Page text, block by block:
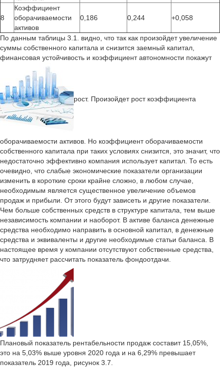
8
Коэффициент
оборачиваемости
активов
0,186 0,244 +0,058
По данным таблицы 3.1. видно, что так как произойдет увеличение
суммы собственного капитала и снизится заемный капитал,
финансовая устойчивость и коэффициент автономности покажут
рост. Произойдет рост коэффициента
оборачиваемости активов. Но коэффициент оборачиваемости
собственного капитала при таких условиях снизится, это значит, что
недостаточно эффективно компания использует капитал. То есть
очевидно, что слабые экономические показатели организации
изменить в короткие сроки крайне сложно, в любом случае,
необходимым является существенное увеличение объемов
продаж и прибыли. От этого будут зависеть и другие показатели.
Чем больше собственных средств в структуре капитала, тем выше
независимость компании и наоборот. В активе баланса денежные
средства необходимо направить в основной капитал, в денежные
средства и эквиваленты и другие необходимые статьи баланса. В
настоящее время у компании отсутствуют собственные средства,
что затрудняет рассчитать показатель фондоотдачи.
Плановый показатель рентабельности продаж составит 15,05%,
это на 5,03% выше уровня 2020 года и на 6,29% превышает
показатель 2019 года, рисунок 3.7.